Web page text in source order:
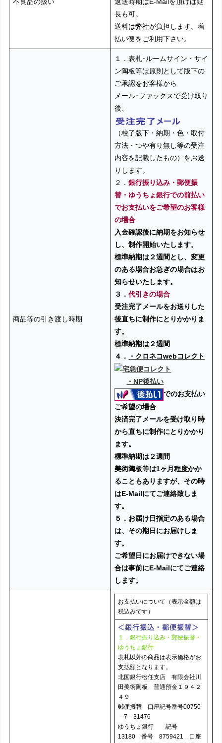
不良品の扱い
返送時期はE-Mailを頂けば延
長も可。
送料は弊社が負担します。着
払い便をご利用下さい。
商品等の引き渡し時期
１．表札･ルームサイン・サイ
ン陶板等は原則として版下の
ご承認をお客様から
メール･ファックスで受け取り
後、
（校了版下・納期・色・取付
方法・つや有り無し等の受注
内容を記載したもの）をお送
りします。
２．銀行振り込み・郵便振
替・ゆうちょ銀行での前払い
でお支払いをご希望のお客様
の場合
入金確認後に納期をお知らせ
し、制作開始いたします。
標準納期は２週間とし、変更
のある場合お急ぎの場合はお
知らせいたします。
３．代引きの場合
受注完了メールをお送りした
後直ちに制作にとりかかりま
す。
標準納期は２週間
４．
・クロネコwebコレクト
・NP後払い
でのお支払い
ご希望の場合
決済完了メールを受け取り時
から直ちに制作にとりかかり
ます。
標準納期は２週間
美術陶板等は1ヶ月程度かか
ることもありますが、その時
はE-Mailにてご連絡致しま
す。
５．お届け日指定のある場合
は、その期日にお届けしま
す。
ご希望日にお届けできない場
合は事前にE-Mailにてご連絡
します。
お支払いについて（表示金額は
税込みです）
１．銀行振り込み・郵便振替・
ゆうちょ銀行
表札以外の商品は表示価格がお
支払額となります。
北国銀行松任支店 有限会社川
田美術陶板 普通預金１９４２
４９
郵便振替 口座記号番号00750
－7－31476
ゆうちょ銀行 記号
13180 番号 8759421 口座